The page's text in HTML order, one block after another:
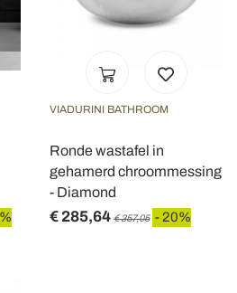
VIADURINI BATHROOM
Ronde wastafel in
gehamerd chroommessing
- Diamond
€ 285,64 € 357,05 - 20%